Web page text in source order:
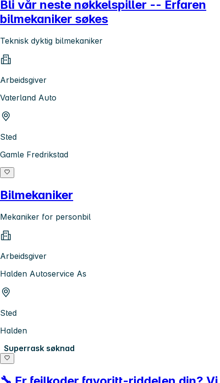
Bli vår neste nøkkelspiller -- Erfaren
bilmekaniker søkes
Teknisk dyktig bilmekaniker
Arbeidsgiver
Vaterland Auto
Sted
Gamle Fredrikstad
Bilmekaniker
Mekaniker for personbil
Arbeidsgiver
Halden Autoservice As
Sted
Halden
Superrask søknad